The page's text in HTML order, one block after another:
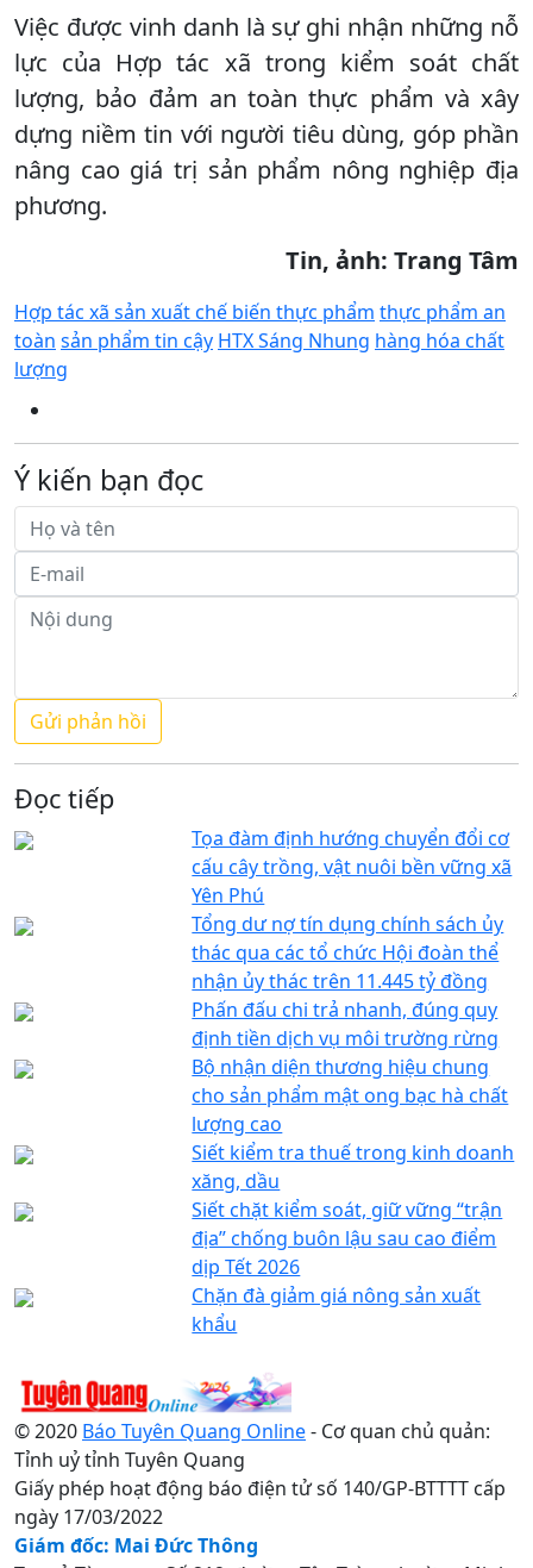
Việc được vinh danh là sự ghi nhận những nỗ
lực của Hợp tác xã trong kiểm soát chất
lượng, bảo đảm an toàn thực phẩm và xây
dựng niềm tin với người tiêu dùng, góp phần
nâng cao giá trị sản phẩm nông nghiệp địa
phương.
Tin, ảnh: Trang Tâm
Hợp tác xã sản xuất chế biến thực phẩm thực phẩm an
toàn sản phẩm tin cậy HTX Sáng Nhung hàng hóa chất
lượng
Ý kiến bạn đọc
Đọc tiếp
Tọa đàm định hướng chuyển đổi cơ
cấu cây trồng, vật nuôi bền vững xã
Yên Phú
Tổng dư nợ tín dụng chính sách ủy
thác qua các tổ chức Hội đoàn thể
nhận ủy thác trên 11.445 tỷ đồng
Phấn đấu chi trả nhanh, đúng quy
định tiền dịch vụ môi trường rừng
Bộ nhận diện thương hiệu chung
cho sản phẩm mật ong bạc hà chất
lượng cao
Siết kiểm tra thuế trong kinh doanh
xăng, dầu
Siết chặt kiểm soát, giữ vững “trận
địa” chống buôn lậu sau cao điểm
dịp Tết 2026
Chặn đà giảm giá nông sản xuất
khẩu
© 2020 Báo Tuyên Quang Online- Cơ quan chủ quản:
Tỉnh uỷ tỉnh Tuyên Quang
Giấy phép hoạt động báo điện tử số 140/GP-BTTTT cấp
ngày 17/03/2022
Giám đốc: Mai Đức Thông